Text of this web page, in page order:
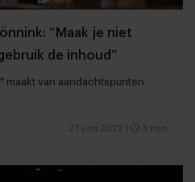
“Maak je niet
de inhoud”
maakt van aandachtspunten
27 juni 2022 3 min